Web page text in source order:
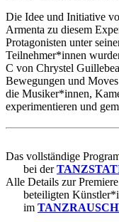
Die Idee und Initiative
Armenta zu diesem
Protagonisten unter
Teilnehmer*innen
C von Chrystel
Bewegungen und
die Musiker*innen,
experimentieren und
Das vollständige
bei der
Alle Details zur
beteiligten
im